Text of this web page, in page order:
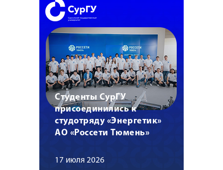
Студенты СурГУ
присоединились к
студотряду «Энергетик»
АО «Россети Тюмень»
17 июля 2026